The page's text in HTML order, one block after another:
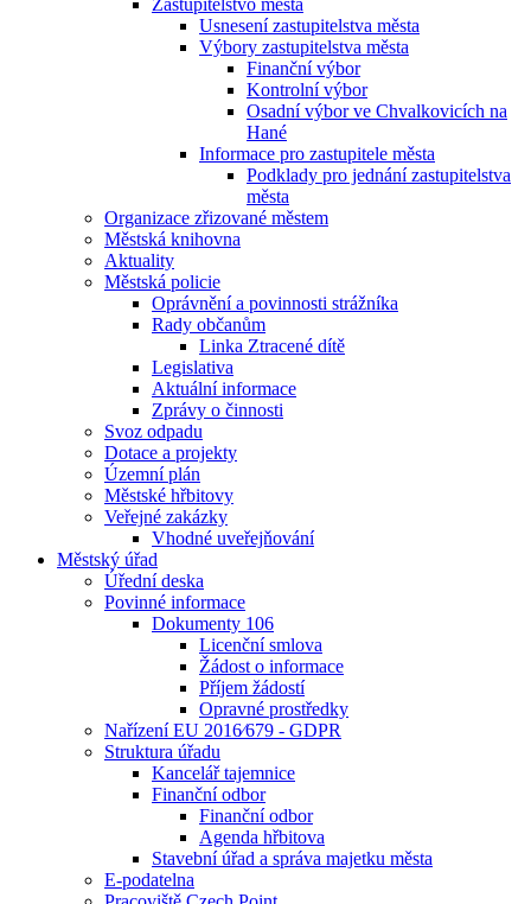
Zastupitelstvo města
Usnesení zastupitelstva města
Výbory zastupitelstva města
Finanční výbor
Kontrolní výbor
Osadní výbor ve Chvalkovicích na
Hané
Informace pro zastupitele města
Podklady pro jednání zastupitelstva
města
Organizace zřizované městem
Městská knihovna
Aktuality
Městská policie
Oprávnění a povinnosti strážníka
Rady občanům
Linka Ztracené dítě
Legislativa
Aktuální informace
Zprávy o činnosti
Svoz odpadu
Dotace a projekty
Územní plán
Městské hřbitovy
Veřejné zakázky
Vhodné uveřejňování
Městský úřad
Úřední deska
Povinné informace
Dokumenty 106
Licenční smlova
Žádost o informace
Příjem žádostí
Opravné prostředky
Nařízení EU 2016⁄679 - GDPR
Struktura úřadu
Kancelář tajemnice
Finanční odbor
Finanční odbor
Agenda hřbitova
Stavební úřad a správa majetku města
E-podatelna